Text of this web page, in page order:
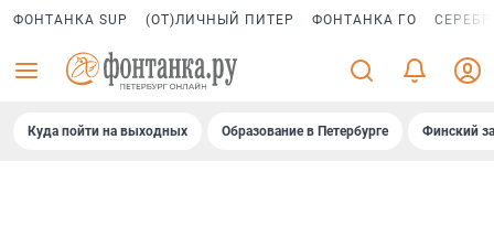
ФОНТАНКА SUP (ОТ)ЛИЧНЫЙ ПИТЕР ФОНТАНКА ГО
Куда пойти на выходных Образование в Петербурге Финский